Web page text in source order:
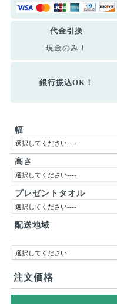
代金引換
現金のみ！
銀行振込OK！
幅
高さ
プレゼントタオル
配送地域
注文価格